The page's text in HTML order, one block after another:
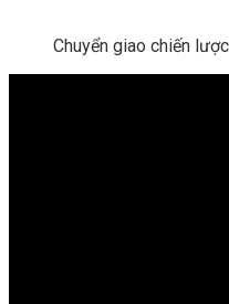
Chuyển giao chiến